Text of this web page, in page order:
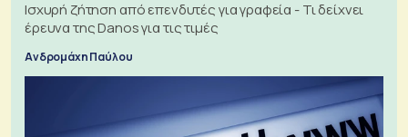
Ισχυρή ζήτηση από επενδυτές για γραφεία - Τι δείχνει
έρευνα της Danos για τις τιμές
Ανδρομάχη Παύλου